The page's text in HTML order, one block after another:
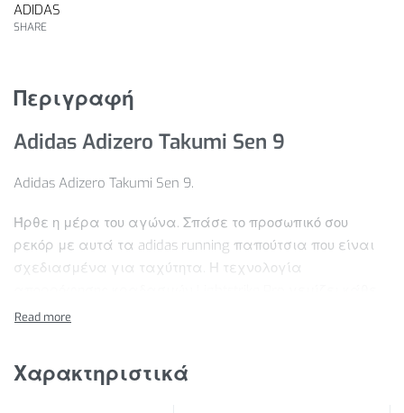
ADIDAS
SHARE
Περιγραφή
Adidas Adizero Takumi Sen 9
Adidas Adizero Takumi Sen 9.
Ήρθε η μέρα του αγώνα. Σπάσε το προσωπικό σου
ρεκόρ με αυτά τα adidas running παπούτσια που είναι
σχεδιασμένα για ταχύτητα. Η τεχνολογία
σου βήμα με ενέργεια. Τα ENERGYRODS από άνθρακα
Χαρακτηριστικά